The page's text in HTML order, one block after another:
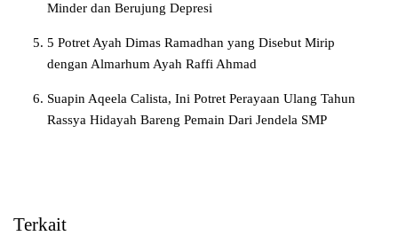
Minder dan Berujung Depresi
5 Potret Ayah Dimas Ramadhan yang Disebut Mirip
dengan Almarhum Ayah Raffi Ahmad
Suapin Aqeela Calista, Ini Potret Perayaan Ulang Tahun
Rassya Hidayah Bareng Pemain Dari Jendela SMP
Terkait